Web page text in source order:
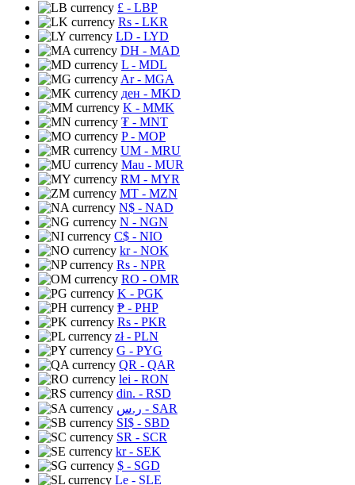
£ - LBP
Rs - LKR
LD - LYD
DH - MAD
L - MDL
Ar- MGA
ден - MKD
K - MMK
₮ - MNT
P- MOP
UM - MRU
Mau - MUR
RM - MYR
MT - MZN
N$ - NAD
N - NGN
C$ - NIO
kr- NOK
Rs - NPR
RO - OMR
K - PGK
₱ - PHP
Rs - PKR
zł- PLN
G - PYG
QR - QAR
lei - RON
din. - RSD
ر.س - SAR
SI$ - SBD
SR - SCR
kr- SEK
$ - SGD
Le - SLE